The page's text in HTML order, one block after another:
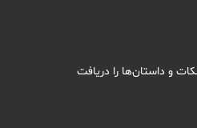
و داستان‌ها را دریافت